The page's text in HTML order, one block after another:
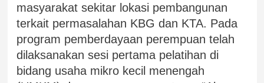
masyarakat sekitar lokasi pembangunan
terkait permasalahan KBG dan KTA. Pada
program pemberdayaan perempuan telah
dilaksanakan sesi pertama pelatihan di
bidang usaha mikro kecil menengah